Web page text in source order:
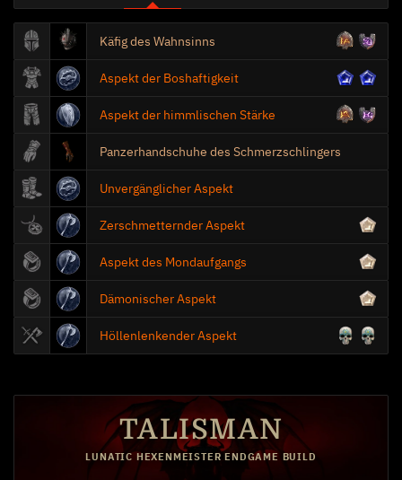
Kettenaura
15 Siegel der Herbeirufungen
Schaden
Mächtigere Herbeirufungen
Höllenwyrm beschwören
Metamorphose
Käfig des Wahnsinns
Aspekt der Boshaftigkeit
Aspekt der himmlischen Stärke
Panzerhandschuhe des Schmerzschlingers
Unvergänglicher Aspekt
Zerschmetternder Aspekt
Aspekt des Mondaufgangs
Dämonischer Aspekt
Höllenlenkender Aspekt
TALISMAN
LUNATIC HEXENMEISTER ENDGAME BUILD